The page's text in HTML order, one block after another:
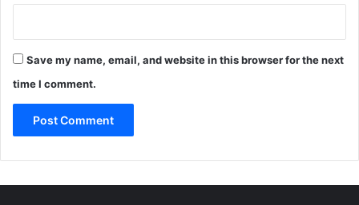
Save my name, email, and website in this browser for the next
time I comment.